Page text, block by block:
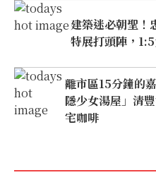
建築迷必朝聖！
特展打頭陣，
離市區15分鐘的
隱少女湯屋」清
宅咖啡